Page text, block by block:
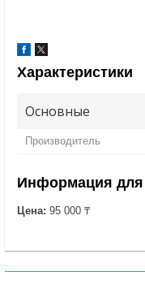
Характеристики
Основные
Производитель
Информация для
Цена: 95 000 ₸